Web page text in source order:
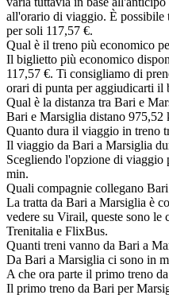
all'orario di viaggio. È possibile
per soli 117,57 €.
Qual è il treno più economico
Il biglietto più economico
117,57 €. Ti consigliamo di
orari di punta per aggiudicarti il
Qual è la distanza tra Bari e
Bari e Marsiglia distano 975,52
Quanto dura il viaggio in treno
Il viaggio da Bari a Marsiglia
Scegliendo l'opzione di viaggio
min.
Quali compagnie collegano
La tratta da Bari a Marsiglia è
vedere su Virail, queste sono le
Trenitalia e FlixBus.
Quanti treni vanno da Bari a
Da Bari a Marsiglia ci sono in
A che ora parte il primo treno
Il primo treno da Bari per